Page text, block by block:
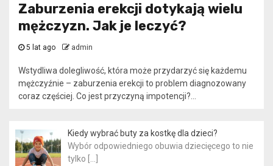
Zaburzenia erekcji dotykają wielu
mężczyzn. Jak je leczyć?
5 lat ago admin
Wstydliwa dolegliwość, która może przydarzyć się każdemu
mężczyźnie – zaburzenia erekcji to problem diagnozowany
coraz częściej. Co jest przyczyną impotencji?...
Kiedy wybrać buty za kostkę dla dzieci?
Wybór odpowiedniego obuwia dziecięcego to nie
tylko